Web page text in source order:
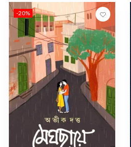
-20%